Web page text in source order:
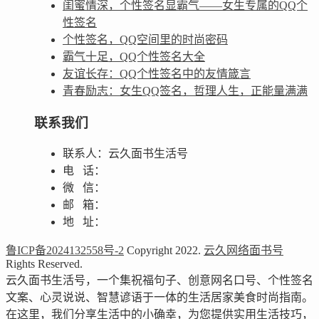
闺蜜情深，个性签名显霸气——女生专属的QQ个
性签名
个性签名，QQ空间里的时尚密码
霸气十足，QQ个性签名大全
友谊长存：QQ个性签名中的友情箴言
青春励志：女生QQ签名，哲理人生，正能量满满
联系我们
联系人：云久面书生活号
电 话：
微 信：
邮 箱：
地 址：
鲁ICP备2024132558号-2 Copyright 2022. 云久网络面书号
Rights Reserved.
云久面书生活号，一个集祝福句子、创意网名口号、个性签名
文案、心灵说说、智慧谚语于一体的生活居家美食时尚指南。
在这里，我们分享生活中的小确幸，为您提供实用生活技巧，